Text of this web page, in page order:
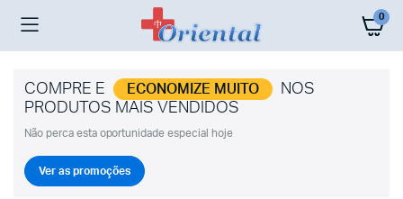
0
COMPRE E ECONOMIZE MUITO
NOS
PRODUTOS MAIS VENDIDOS
Não perca esta oportunidade especial hoje
Ver as promoções